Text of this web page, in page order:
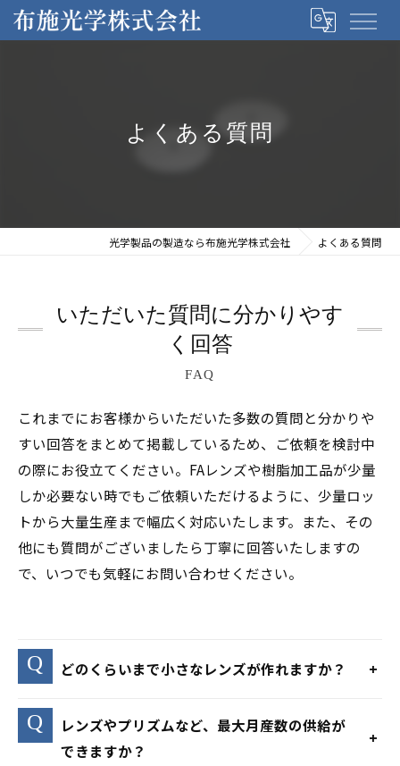
よくある質問
光学製品の製造なら布施光学株式会社 よくある質問
いただいた質問に分かりやす
く回答
FAQ
これまでにお客様からいただいた多数の質問と分かりや
すい回答をまとめて掲載しているため、ご依頼を検討中
の際にお役立てください。FAレンズや樹脂加工品が少量
しか必要ない時でもご依頼いただけるように、少量ロッ
トから大量生産まで幅広く対応いたします。また、その
他にも質問がございましたら丁寧に回答いたしますの
で、いつでも気軽にお問い合わせください。
どのくらいまで小さなレンズが作れますか？
レンズやプリズムなど、最大月産数の供給が
できますか？